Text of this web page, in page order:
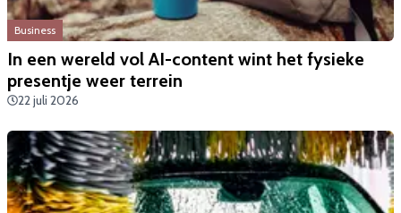
Business
In een wereld vol AI-content wint het fysieke
presentje weer terrein
22 juli 2026